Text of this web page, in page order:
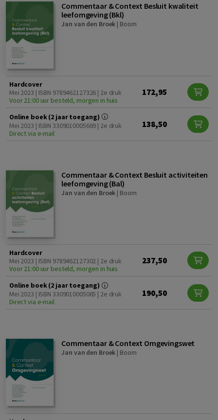
Commentaar & Context Besluit kwaliteit
leefomgeving (Bkl)
Jan van den Broek | Boom
Hardcover
Mei 2023 | ISBN 9789462127326 | 2e druk
Voor 21:00 uur besteld, morgen in huis
172,95
Online boek (2 jaar toegang)
Mei 2023 | ISBN 3309010005669 | 2e druk
Direct via e-mail
138,50
Commentaar & Context Besluit activiteiten
leefomgeving (Bal)
Jan van den Broek | Boom
Hardcover
Mei 2023 | ISBN 9789462127302 | 2e druk
Voor 21:00 uur besteld, morgen in huis
237,50
Online boek (2 jaar toegang)
Mei 2023 | ISBN 3309010005065 | 2e druk
Direct via e-mail
190,50
Commentaar & Context Omgevingswet
Jan van den Broek | Boom